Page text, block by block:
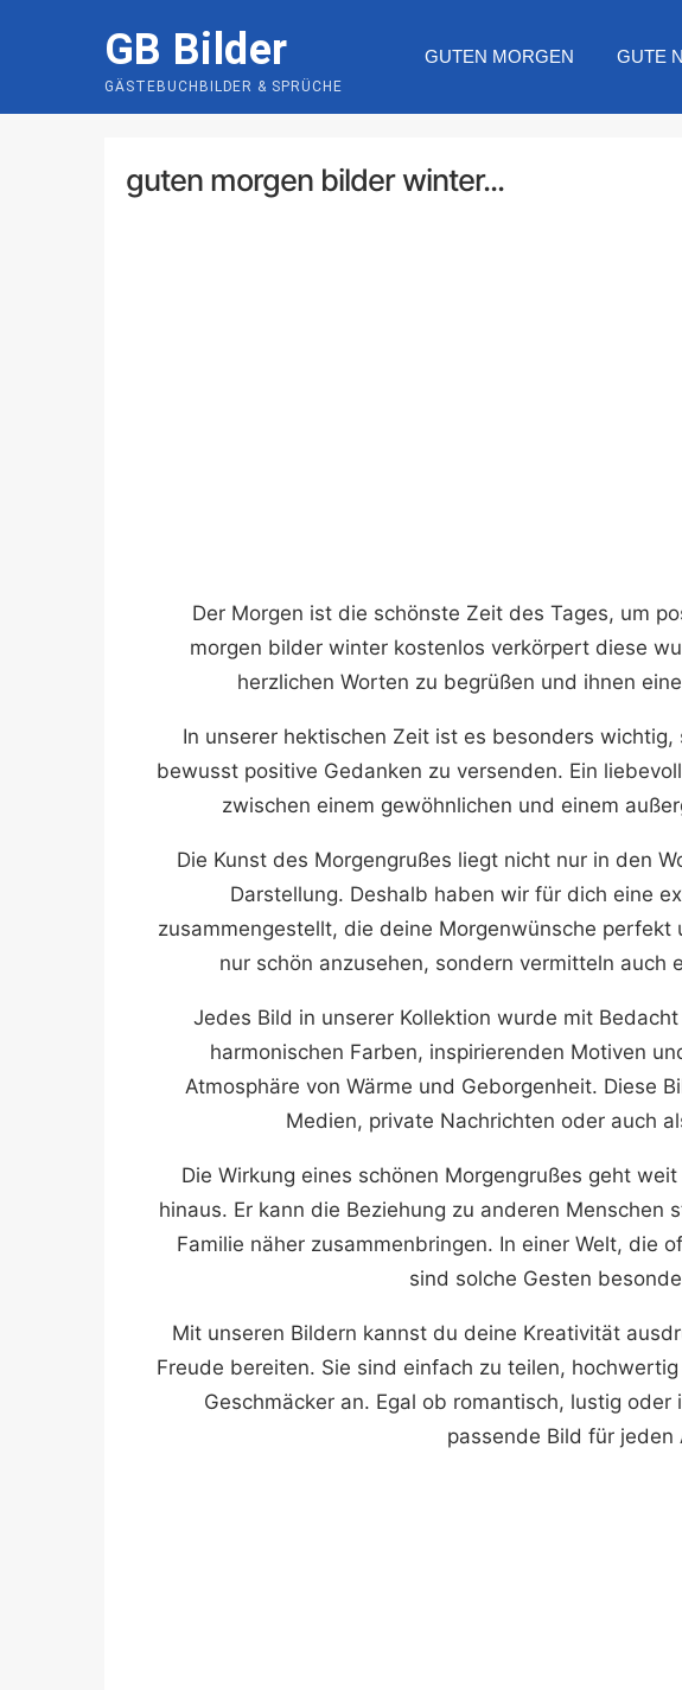
GB Bilder
GÄSTEBUCHBILDER & SPRÜCHE
GUTEN MORGEN GUTE
guten morgen bilder winter...
Der Morgen ist die schönste Zeit des Tages, um
morgen bilder winter kostenlos verkörpert diese
herzlichen Worten zu begrüßen und ihnen
In unserer hektischen Zeit ist es besonders
bewusst positive Gedanken zu versenden. Ein
zwischen einem gewöhnlichen und einem
Die Kunst des Morgengrußes liegt nicht nur in den
Darstellung. Deshalb haben wir für dich eine
zusammengestellt, die deine Morgenwünsche
nur schön anzusehen, sondern vermitteln auch
Jedes Bild in unserer Kollektion wurde mit
harmonischen Farben, inspirierenden Motiven
Atmosphäre von Wärme und Geborgenheit. Diese
Medien, private Nachrichten oder auch
Die Wirkung eines schönen Morgengrußes geht
hinaus. Er kann die Beziehung zu anderen Menschen
Familie näher zusammenbringen. In einer Welt, die
sind solche Gesten
Mit unseren Bildern kannst du deine Kreativität
Freude bereiten. Sie sind einfach zu teilen,
Geschmäcker an. Egal ob romantisch, lustig
passende Bild für jeden